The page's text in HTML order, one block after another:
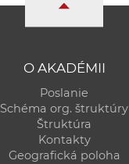
O AKADÉMII
Poslanie
Schéma org. štruktúry
Štruktúra
Kontakty
Geografická poloha